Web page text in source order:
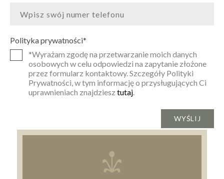
Polityka prywatności*
*Wyrażam zgodę na przetwarzanie moich danych
osobowych w celu odpowiedzi na zapytanie złożone
przez formularz kontaktowy. Szczegóły Polityki
Prywatności, w tym informację o przysługujących Ci
uprawnieniach znajdziesz tutaj.